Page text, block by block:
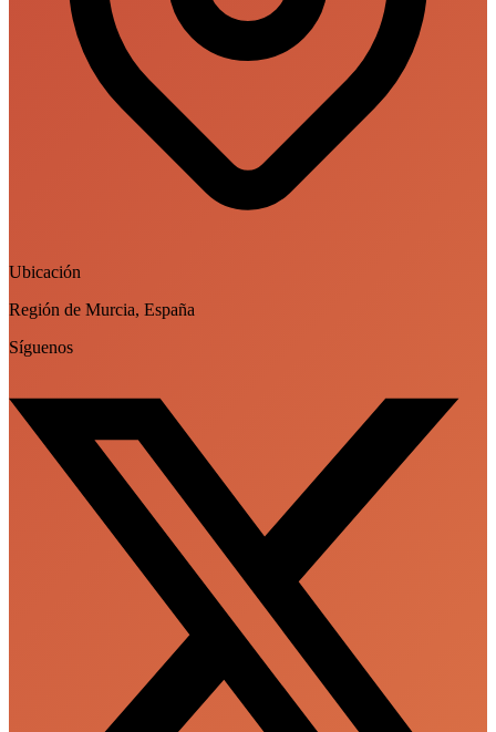
Ubicación
Región de Murcia, España
Síguenos